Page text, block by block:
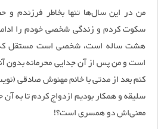
من در این سال‌ها تنها بخاطر فرزندم و
سکوت کردم و زندگی شخصی خودم را
هشت ساله است، شخصی است مستقل که
است و من پس از آن جدایی محرمانه بدون
کنم بعد از مدتی با خانم مهنوش صادقی
سلیقه و همکار بودیم ازدواج کردم تا به
معنی‌اش دو همسری است؟!